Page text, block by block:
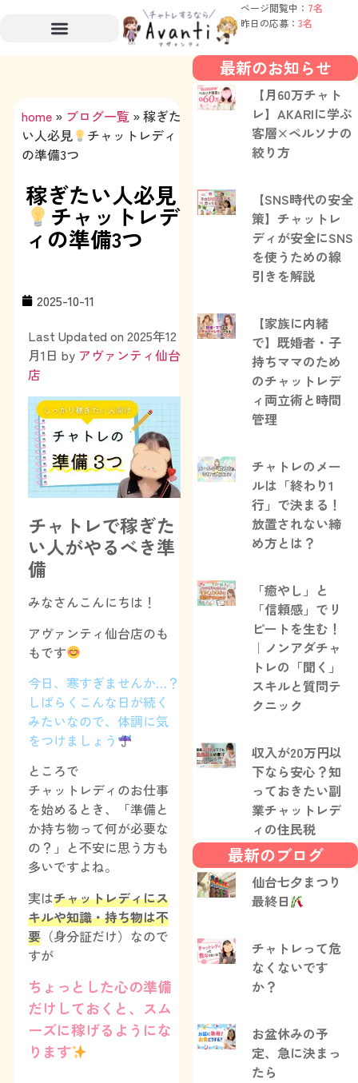
ページ閲覧中： 7名
昨日の応募： 3名
home » ブログ一覧 »稼ぎた
い人必見
チャットレディ
の準備3つ
稼ぎたい人必見
チャットレデ
ィの準備3つ
2025-10-11
Last Updated on 2025年12
月1日 by アヴァンティ仙台
店
チャトレで稼ぎた
い人がやるべき準
備
みなさんこんにちは！
アヴァンティ仙台店のも
もです
今日、寒すぎませんか…？
しばらくこんな日が続く
みたいなので、体調に気
をつけましょう
ところで
チャットレディのお仕事
を始めるとき、「準備と
か持ち物って何が必要な
の？」と不安に思う方も
多いですよね。
実はチャットレディにス
キルや知識・持ち物は不
要 （身分証だけ）なので
すが
ちょっとした心の準備
だけしておくと、スム
ーズに稼げるようにな
ります
最新のお知らせ
【月60万チャト
レ】AKARIに学ぶ
客層×ペルソナの
絞り方
【SNS時代の安全
策】チャットレ
ディが安全にSNS
を使うための線
引きを解説
【家族に内緒
で】既婚者・子
持ちママのため
のチャットレデ
ィ両立術と時間
管理
チャトレのメー
ルは「終わり1
行」で決まる！
放置されない締
め方とは？
「癒やし」と
「信頼感」でリ
ピートを生む！
｜ノンアダチャ
トレの「聞く」
スキルと質問テ
クニック
収入が20万円以
下なら安心？知
っておきたい副
業チャットレデ
ィの住民税
最新のブログ
仙台七夕まつり
最終日
チャトレって危
なくないです
か？
お盆休みの予
定、急に決まっ
たら